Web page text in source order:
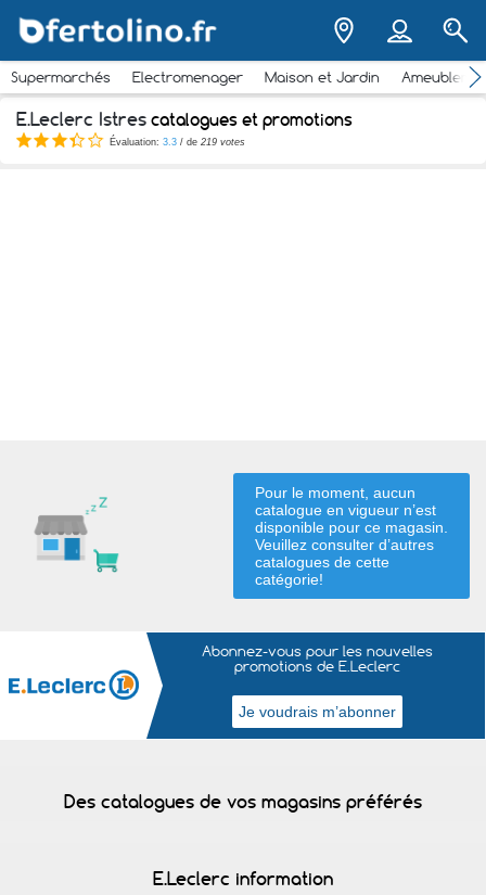
Supermarchés Electromenager Maison et Jardin
E.Leclerc Istres catalogues et promotions
Évaluation: 3.3 / de 219 votes
Pour le moment, aucun
catalogue en vigueur n’est
disponible pour ce magasin.
Veuillez consulter d’autres
catalogues de cette
catégorie!
Abonnez-vous pour les nouvelles
promotions de E.Leclerc
Des catalogues de vos magasins préférés
E.Leclerc information